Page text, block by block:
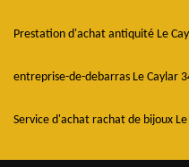
Prestation d'achat antiquité Le
entreprise-de-debarras Le Caylar
Service d'achat rachat de bijoux